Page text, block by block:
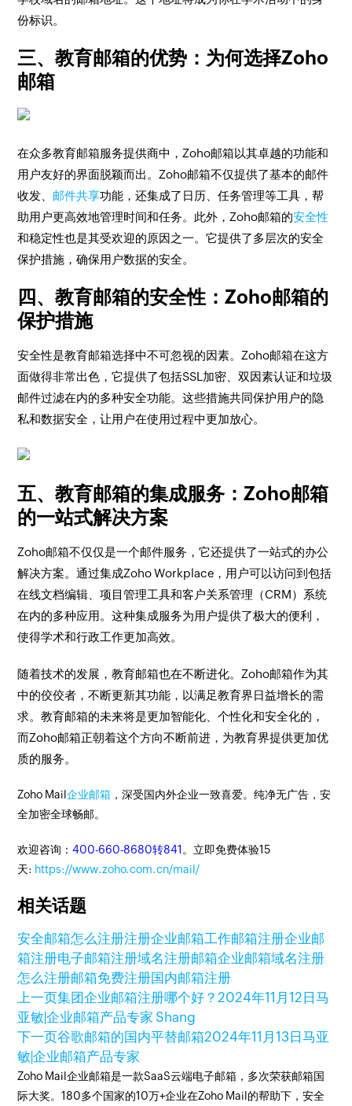
份标识。
三、教育邮箱的优势：为何选择Zoho
邮箱
在众多教育邮箱服务提供商中，Zoho邮箱以其卓越的功能和
用户友好的界面脱颖而出。Zoho邮箱不仅提供了基本的邮件
收发、 邮件共享功能，还集成了日历、任务管理等工具，帮
助用户更高效地管理时间和任务。此外，Zoho邮箱的安全性
和稳定性也是其受欢迎的原因之一。它提供了多层次的安全
保护措施，确保用户数据的安全。
四、教育邮箱的安全性：Zoho邮箱的
保护措施
安全性是教育邮箱选择中不可忽视的因素。Zoho邮箱在这方
面做得非常出色，它提供了包括SSL加密、双因素认证和垃圾
邮件过滤在内的多种安全功能。这些措施共同保护用户的隐
私和数据安全，让用户在使用过程中更加放心。
五、教育邮箱的集成服务：Zoho邮箱
的一站式解决方案
Zoho邮箱不仅仅是一个邮件服务，它还提供了一站式的办公
解决方案。通过集成Zoho Workplace，用户可以访问到包括
在线文档编辑、项目管理工具和客户关系管理（CRM）系统
在内的多种应用。这种集成服务为用户提供了极大的便利，
使得学术和行政工作更加高效。
随着技术的发展，教育邮箱也在不断进化。Zoho邮箱作为其
中的佼佼者，不断更新其功能，以满足教育界日益增长的需
求。教育邮箱的未来将是更加智能化、个性化和安全化的，
而Zoho邮箱正朝着这个方向不断前进，为教育界提供更加优
质的服务。
Zoho Mail企业邮箱 ，深受国内外企业一致喜爱。纯净无广告，安
全加密全球畅邮。
欢迎咨询：400-660-8680转841 。立即免费体验15
天: https://www.zoho.com.cn/mail/
相关话题
安全邮箱怎么注册注册企业邮箱工作邮箱注册企业邮
箱注册电子邮箱注册域名注册邮箱企业邮箱域名注册
怎么注册邮箱免费注册国内邮箱注册
上一页集团企业邮箱注册哪个好？2024年11月12日马
亚敏|企业邮箱产品专家 Shang
下一页谷歌邮箱的国内平替邮箱2024年11月13日马亚
敏|企业邮箱产品专家
Zoho Mail企业邮箱是一款SaaS云端电子邮箱，多次荣获邮箱国
际大奖。180多个国家的10万+企业在Zoho Mail的帮助下，安全